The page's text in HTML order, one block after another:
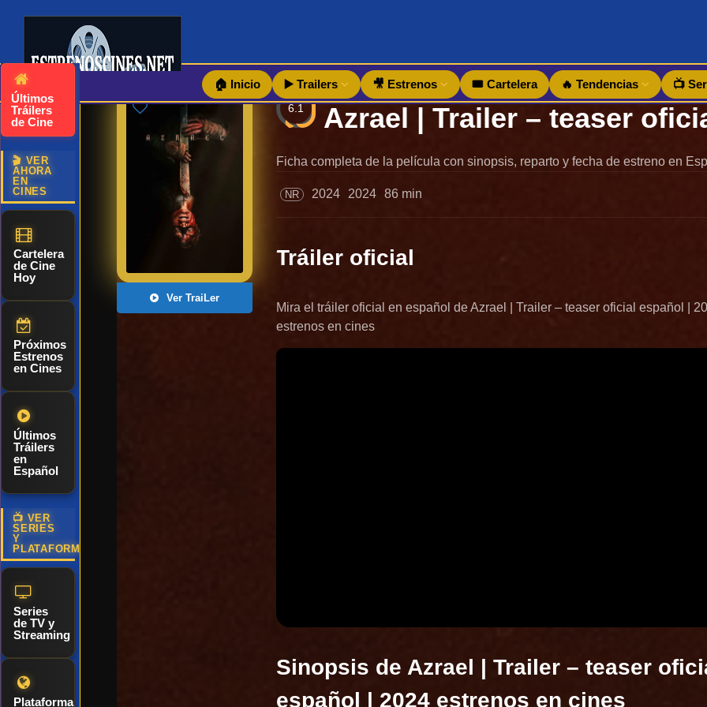
Últimos
Tráilers
de Cine
🎬 VER
AHORA
EN
CINES
Cartelera
de Cine
Hoy
Próximos
Estrenos
en Cines
Últimos
Tráilers
en
Español
📺 VER
SERIES
Y
PLATAFORMAS
Series
de TV y
Streaming
Plataformas
🏠 Inicio ▶️ Trailers 🎥 Estrenos 🎟️ Cartelera 🔥 Tendencias 📺
Ver TraiLer
6.1
Ficha completa de la película con sinopsis, reparto y fecha de estreno en
NR 2024 2024 86 min
Tráiler oficial
Mira el tráiler oficial en español de Azrael | Trailer – teaser oficial español |
estrenos en cines
Sinopsis de Azrael | Trailer – teaser
español | 2024 estrenos en cines